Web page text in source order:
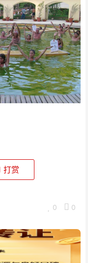
打赏
0 0